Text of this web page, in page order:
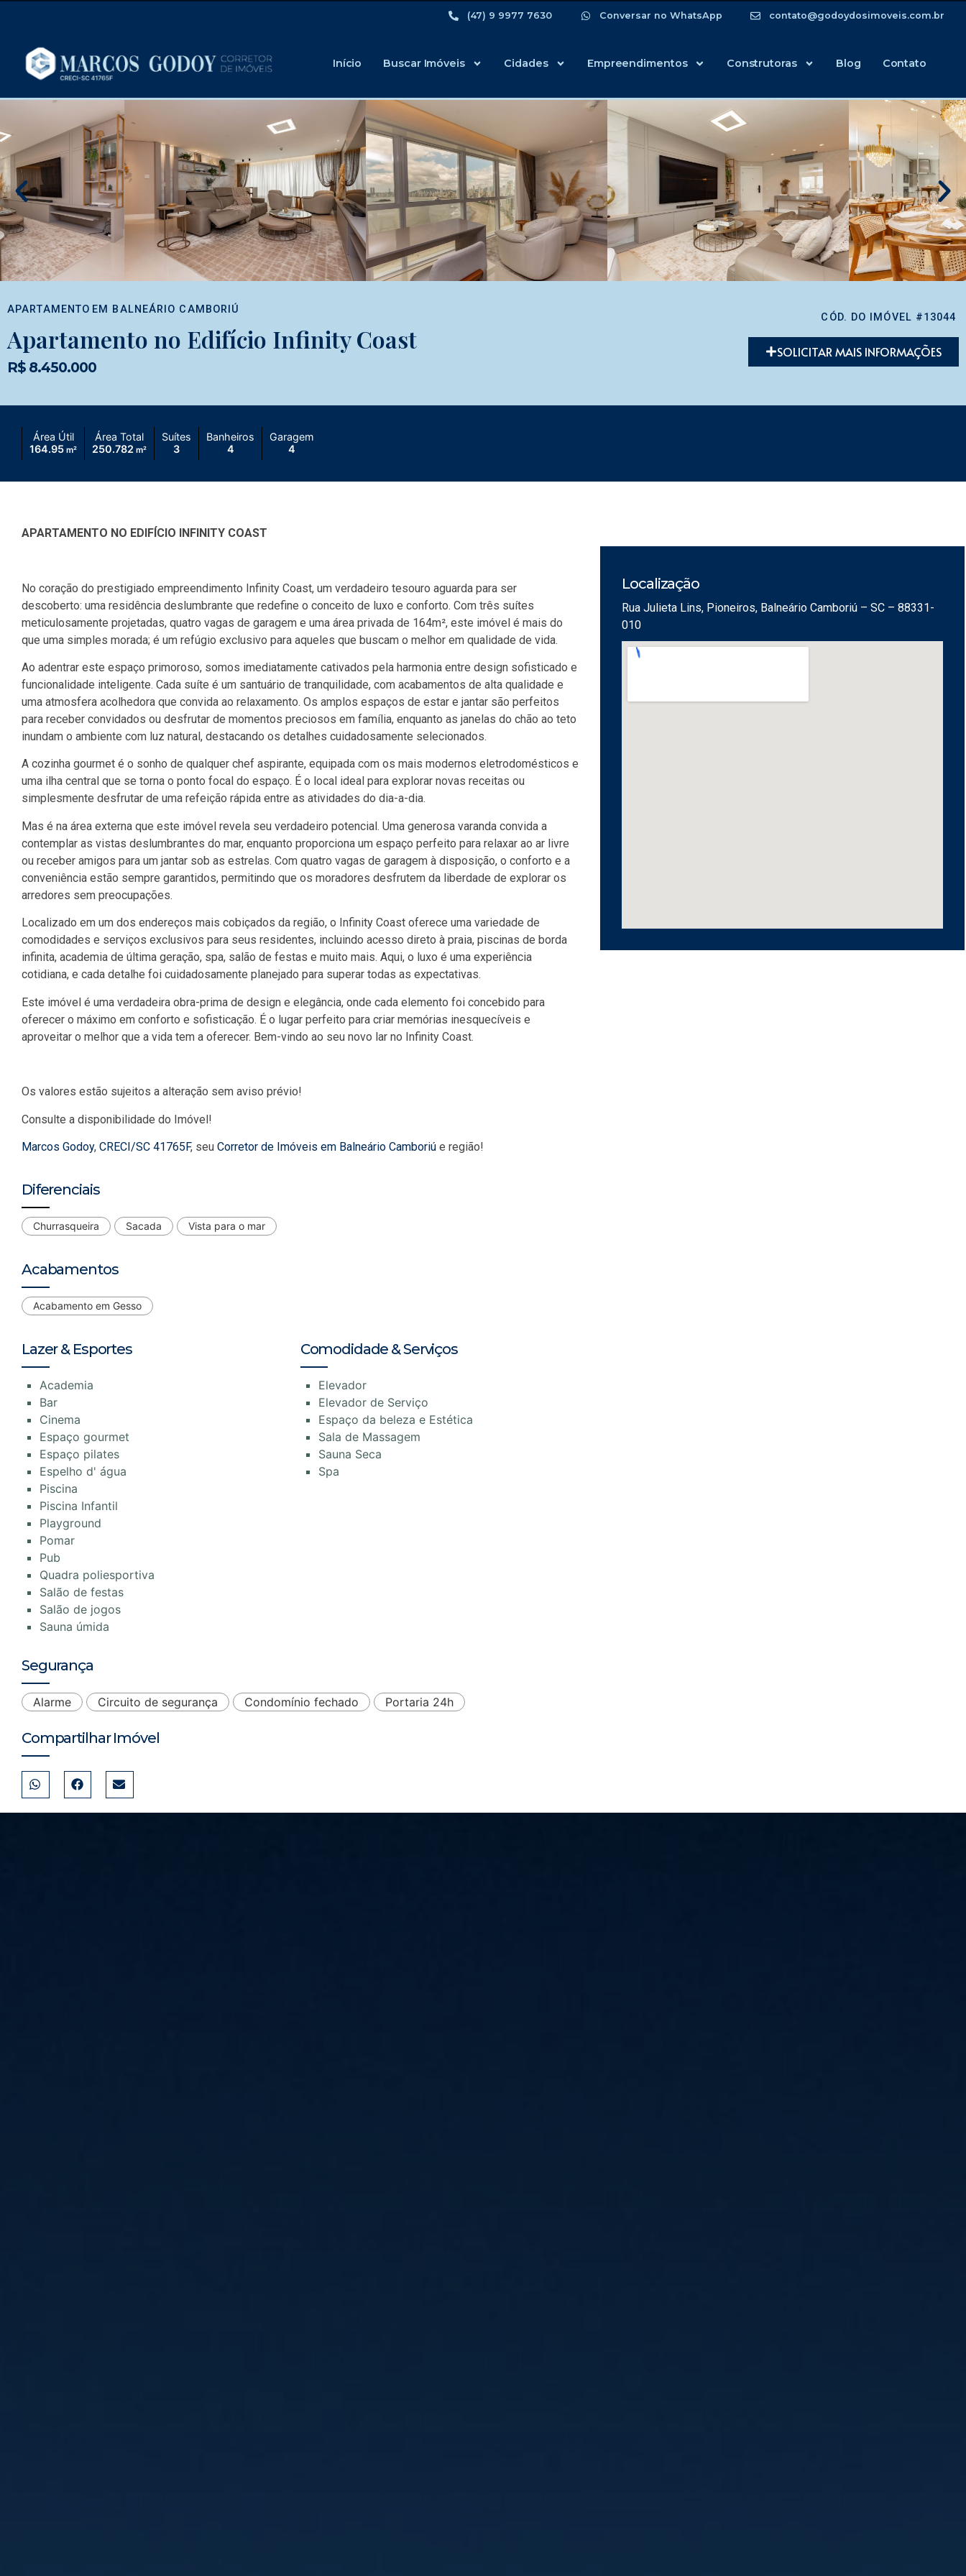
(47) 9 9977 7630 Conversar no WhatsApp contato@godoydosimoveis.com.br
Início Buscar Imóveis Cidades Empreendimentos Construtoras Blog Contato
APARTAMENTO EM BALNEÁRIO CAMBORIÚ
Apartamento no Edifício Infinity Coast
R$ 8.450.000
CÓD. DO IMÓVEL #13044
SOLICITAR MAIS INFORMAÇÕES
Área Útil
164.95 m²
Área Total
250.782 m²
Suítes
3
Banheiros
4
Garagem
4
APARTAMENTO NO EDIFÍCIO INFINITY COAST
No coração do prestigiado empreendimento Infinity Coast, um verdadeiro tesouro aguarda para ser
descoberto: uma residência deslumbrante que redefine o conceito de luxo e conforto. Com três suítes
meticulosamente projetadas, quatro vagas de garagem e uma área privada de 164m², este imóvel é mais do
que uma simples morada; é um refúgio exclusivo para aqueles que buscam o melhor em qualidade de vida.
Ao adentrar este espaço primoroso, somos imediatamente cativados pela harmonia entre design sofisticado e
funcionalidade inteligente. Cada suíte é um santuário de tranquilidade, com acabamentos de alta qualidade e
uma atmosfera acolhedora que convida ao relaxamento. Os amplos espaços de estar e jantar são perfeitos
para receber convidados ou desfrutar de momentos preciosos em família, enquanto as janelas do chão ao teto
inundam o ambiente com luz natural, destacando os detalhes cuidadosamente selecionados.
A cozinha gourmet é o sonho de qualquer chef aspirante, equipada com os mais modernos eletrodomésticos e
uma ilha central que se torna o ponto focal do espaço. É o local ideal para explorar novas receitas ou
simplesmente desfrutar de uma refeição rápida entre as atividades do dia-a-dia.
Mas é na área externa que este imóvel revela seu verdadeiro potencial. Uma generosa varanda convida a
contemplar as vistas deslumbrantes do mar, enquanto proporciona um espaço perfeito para relaxar ao ar livre
ou receber amigos para um jantar sob as estrelas. Com quatro vagas de garagem à disposição, o conforto e a
conveniência estão sempre garantidos, permitindo que os moradores desfrutem da liberdade de explorar os
arredores sem preocupações.
Localizado em um dos endereços mais cobiçados da região, o Infinity Coast oferece uma variedade de
comodidades e serviços exclusivos para seus residentes, incluindo acesso direto à praia, piscinas de borda
infinita, academia de última geração, spa, salão de festas e muito mais. Aqui, o luxo é uma experiência
cotidiana, e cada detalhe foi cuidadosamente planejado para superar todas as expectativas.
Este imóvel é uma verdadeira obra-prima de design e elegância, onde cada elemento foi concebido para
oferecer o máximo em conforto e sofisticação. É o lugar perfeito para criar memórias inesquecíveis e
aproveitar o melhor que a vida tem a oferecer. Bem-vindo ao seu novo lar no Infinity Coast.
Os valores estão sujeitos a alteração sem aviso prévio!
Consulte a disponibilidade do Imóvel!
Marcos Godoy, CRECI/SC 41765F, seu Corretor de Imóveis em Balneário Camboriú e região!
Diferenciais
Churrasqueira Sacada Vista para o mar
Acabamentos
Acabamento em Gesso
Lazer & Esportes
Academia
Bar
Cinema
Espaço gourmet
Espaço pilates
Espelho d' água
Piscina
Piscina Infantil
Playground
Pomar
Pub
Quadra poliesportiva
Salão de festas
Salão de jogos
Sauna úmida
Comodidade & Serviços
Elevador
Elevador de Serviço
Espaço da beleza e Estética
Sala de Massagem
Sauna Seca
Spa
Segurança
Alarme Circuito de segurança Condomínio fechado Portaria 24h
Compartilhar Imóvel
Localização
Rua Julieta Lins, Pioneiros, Balneário Camboriú – SC – 88331-
010